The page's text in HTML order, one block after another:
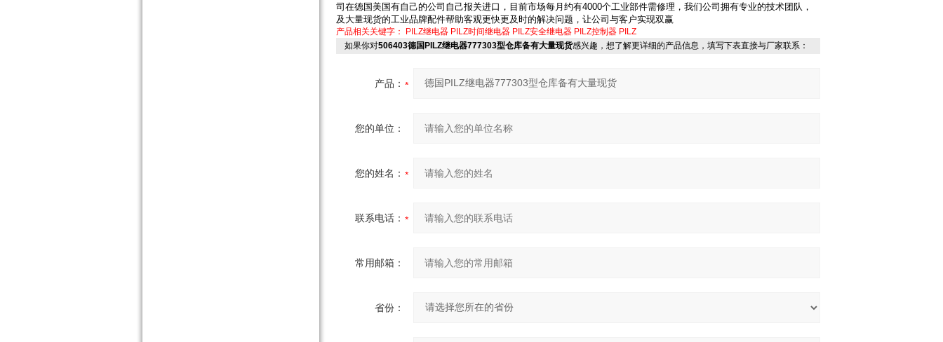
司在德国美国有自己的公司自己报关进口，目前市场每月约有4000个工业部件需修理，我们公司拥有专业的技术团队，
及大量现货的工业品牌配件帮助客观更快更及时的解决问题，让公司与客户实现双赢
产品相关关键字： PILZ继电器 PILZ时间继电器 PILZ安全继电器 PILZ控制器 PILZ
如果你对506403德国PILZ继电器777303型仓库备有大量现货感兴趣，想了解更详细的产品信息，填写下表直接与厂家联系：
产品：
您的单位：
您的姓名：
联系电话：
常用邮箱：
省份：